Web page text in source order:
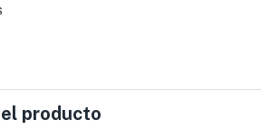
producto